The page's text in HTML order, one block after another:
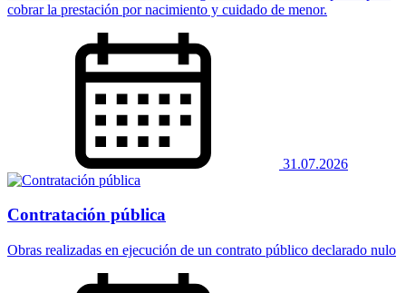
cobrar la prestación por nacimiento y cuidado de menor.
31.07.2026
Contratación pública
Obras realizadas en ejecución de un contrato público declarado nulo